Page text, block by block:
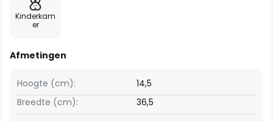
Kinderkam
er
Afmetingen
Breedte (cm): 36,5
Hoogte (cm): 14,5